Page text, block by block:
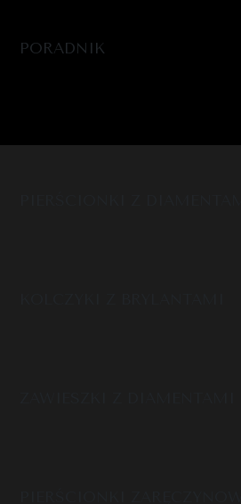
PORADNIK